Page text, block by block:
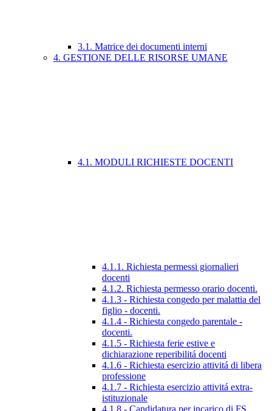
3.1. Matrice dei documenti interni
4. GESTIONE DELLE RISORSE UMANE
4.1. MODULI RICHIESTE DOCENTI
4.1.1. Richiesta permessi giornalieri
docenti
4.1.2. Richiesta permesso orario docenti.
4.1.3 - Richiesta congedo per malattia del
figlio - docenti.
4.1.4 - Richiesta congedo parentale -
docenti.
4.1.5 - Richiesta ferie estive e
dichiarazione reperibilitá docenti
4.1.6 - Richiesta esercizio attivitá di libera
professione
4.1.7 - Richiesta esercizio attivitá extra-
istituzionale